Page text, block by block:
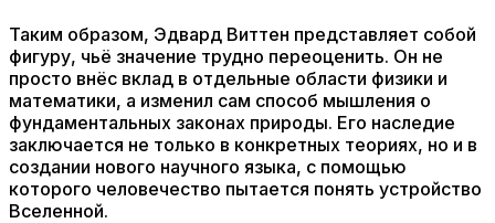
Таким образом, Эдвард Виттен представляет собой
фигуру, чьё значение трудно переоценить. Он не
просто внёс вклад в отдельные области физики и
математики, а изменил сам способ мышления о
фундаментальных законах природы. Его наследие
заключается не только в конкретных теориях, но и в
создании нового научного языка, с помощью
которого человечество пытается понять устройство
Вселенной.